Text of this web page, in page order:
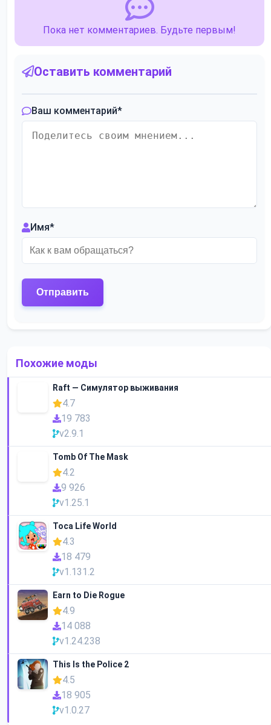
Пока нет комментариев. Будьте первым!
Оставить комментарий
Ваш комментарий*
Имя*
Похожие моды
Raft — Симулятор выживания
4.7
19 783
v2.9.1
Tomb Of The Mask
4.2
9 926
v1.25.1
Toca Life World
4.3
18 479
v1.131.2
Earn to Die Rogue
4.9
14 088
v1.24.238
This Is the Police 2
4.5
18 905
v1.0.27